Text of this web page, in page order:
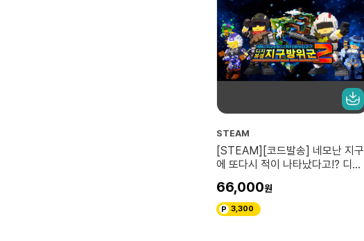
STEAM
[STEAM][코드발송] 네모난 지구
에 또다시 적이 나타났다고!? 디지
66,000
3,300